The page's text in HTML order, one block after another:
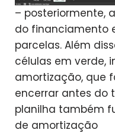
– posteriormente,
do financiamento
parcelas. Além
células em verde,
amortização, que
encerrar antes do
planilha também
de amortização